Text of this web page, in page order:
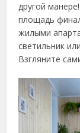
другой
площадь
жилыми
светильник
Взгляните